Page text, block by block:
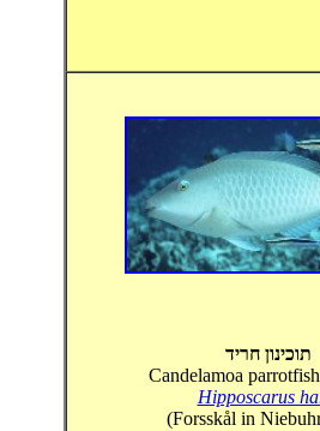
תוכינון חריד
Candelamoa
Hipposcarus
(Forsskål in